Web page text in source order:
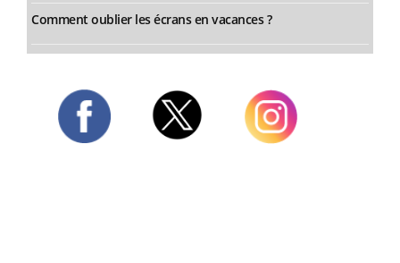
Comment oublier les écrans en vacances ?